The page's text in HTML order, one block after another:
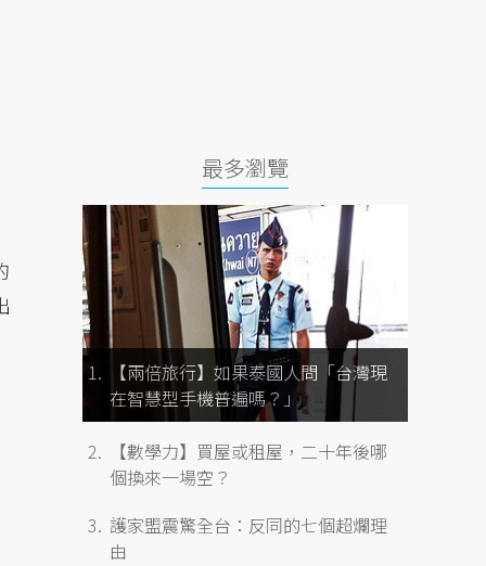
最多瀏覽
【兩倍旅行】如果泰國人問「台灣現
在智慧型手機普遍嗎？」
【數學力】買屋或租屋，二十年後哪
個換來一場空？
護家盟震驚全台：反同的七個超爛理
由